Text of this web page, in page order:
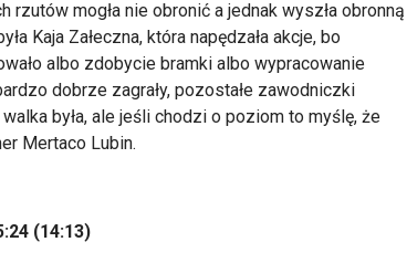
mogła nie obronić a jednak wyszła obronną
Kaja Załeczna, która napędzała akcje, bo
albo zdobycie bramki albo wypracowanie
dobrze zagrały, pozostałe zawodniczki
była, ale jeśli chodzi o poziom to myślę, że
Mertaco Lubin.
(14:13)